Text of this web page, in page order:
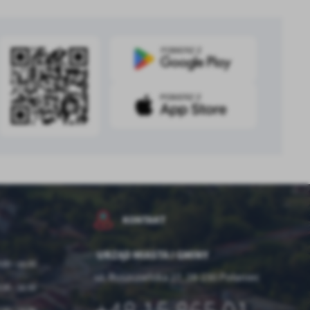
7:00 - 15:00
KONTAKT
URZĄD MIASTA I GMINY
ul. Ruszczańska 27, 28-230 Połaniec